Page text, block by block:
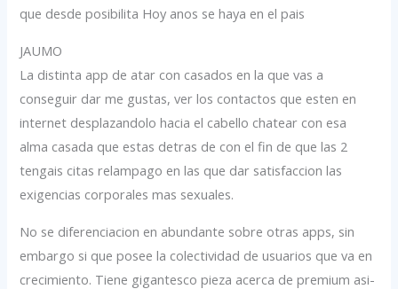
que desde posibilita Hoy anos se haya en el pais
JAUMO
La distinta app de atar con casados en la que vas a
conseguir dar me gustas, ver los contactos que esten en
internet desplazandolo hacia el cabello chatear con esa
alma casada que estas detras de con el fin de que las 2
tengais citas relampago en las que dar satisfaccion las
exigencias corporales mas sexuales.
No se diferenciacion en abundante sobre otras apps, sin
embargo si que posee la colectividad de usuarios que va en
crecimiento. Tiene gigantesco pieza acerca de premium asi­